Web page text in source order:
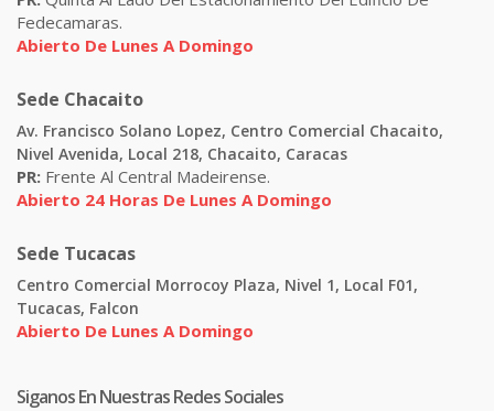
Fedecamaras.
Abierto De Lunes A Domingo
Sede Chacaito
Av. Francisco Solano Lopez, Centro Comercial Chacaito,
Nivel Avenida, Local 218, Chacaito, Caracas
PR: Frente Al Central Madeirense.
Abierto 24 Horas De Lunes A Domingo
Sede Tucacas
Centro Comercial Morrocoy Plaza, Nivel 1, Local F01,
Tucacas, Falcon
Abierto De Lunes A Domingo
Siganos En Nuestras Redes Sociales